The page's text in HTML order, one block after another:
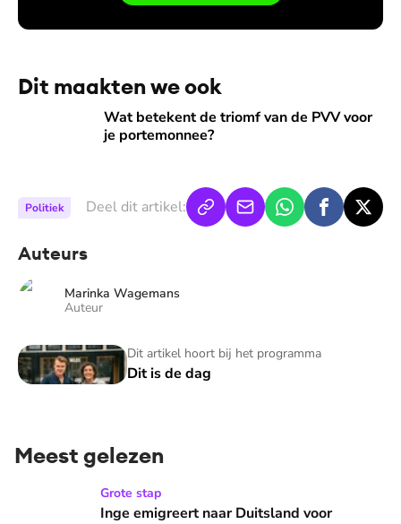
Dit maakten we ook
Wat betekent de triomf van de PVV voor
je portemonnee?
Wat betekent de triomf van de PVV voor je portemonnee?
Politiek Deel dit artikel:
Auteurs
Marinka Wagemans
Auteur
Dit artikel hoort bij het programma
Dit is de dag
Dit is de dag
Meest gelezen
Inge emigreert naar Duitsland voor medicijn dochter
Grote stap
Inge emigreert naar Duitsland voor